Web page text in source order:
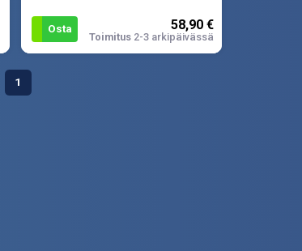
Osta 58,90 €
Toimitus2-3 arkipäivässä
1